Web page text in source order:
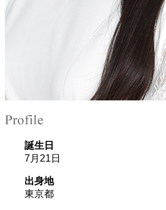
誕生日
7月21日
出身地
東京都